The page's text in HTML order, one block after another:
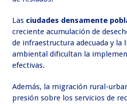
Las ciudades densamente
creciente acumulación de
de infraestructura adecuada y la
ambiental dificultan la
efectivas.
Además, la migración rural-
presión sobre los servicios de